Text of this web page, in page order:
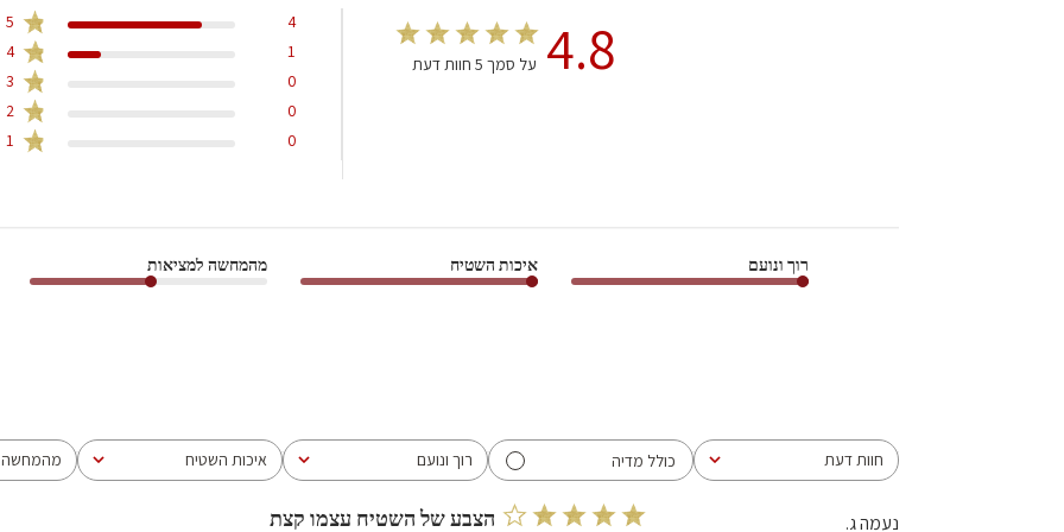
4.8 על סמך 5 חוות דעת
5
4
4
1
3
0
2
0
1
0
רוך ונועם איכות השטיח מהמחשה למציאות
חוות דעת
כל חוות הדעת כולל מדיה רוך ונועם
הכל איכות השטיח
הכל מהמחשה
הכל
נעמה ג. הצבע של השטיח עצמו קצת